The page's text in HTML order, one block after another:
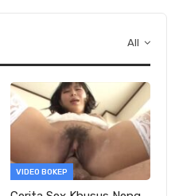
All
VIDEO BOKEP